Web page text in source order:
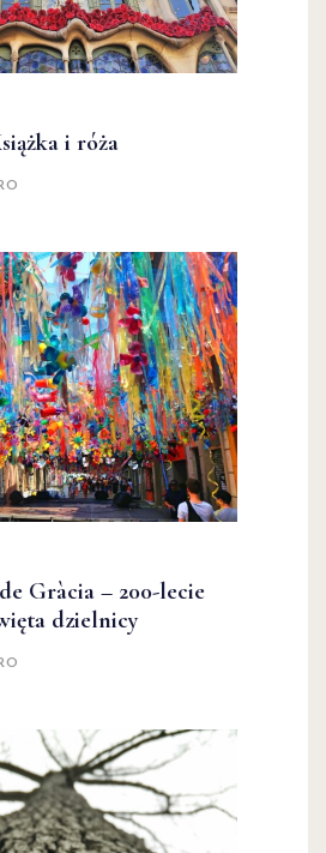
i róża
Gràcia – 200-lecie
dzielnicy